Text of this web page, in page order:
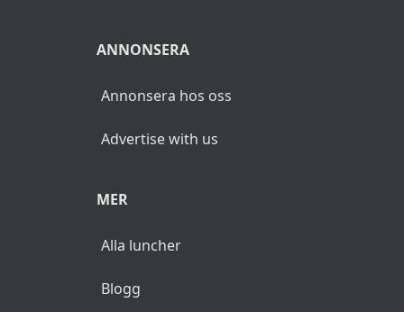
ANNONSERA
Annonsera hos oss
Advertise with us
MER
Alla luncher
Blogg